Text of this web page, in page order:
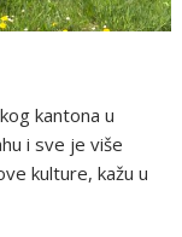
kantona u
i sve je više
kulture, kažu u